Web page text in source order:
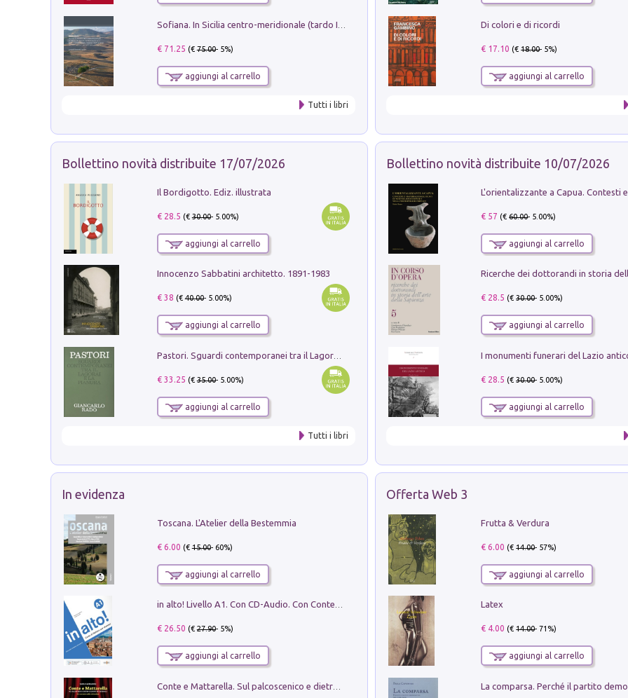
€ 71.25 (€75.00- 5%)
aggiungi al carrello
Tutti i libri
Di colori e di ricordi
€ 17.10 (€18.00- 5%)
aggiungi al carrello
Bollettino novità distribuite 17/07/2026
Il Bordigotto. Ediz. illustrata
€ 28.5 (€30.00- 5.00%)
aggiungi al carrello
Innocenzo Sabbatini architetto. 1891-1983
€ 38 (€40.00- 5.00%)
aggiungi al carrello
Pastori. Sguardi contemporanei tra il Lagorai e la pianura. Ediz. illustrata
€ 33.25 (€35.00- 5.00%)
aggiungi al carrello
Tutti i libri
Bollettino novità distribuite 10/07/2026
€ 57 (€60.00- 5.00%)
aggiungi al carrello
€ 28.5 (€30.00- 5.00%)
aggiungi al carrello
€ 28.5 (€30.00- 5.00%)
aggiungi al carrello
In evidenza
Toscana. L'Atelier della Bestemmia
€ 6.00 (€15.00- 60%)
aggiungi al carrello
in alto! Livello A1. Con CD-Audio. Con Contenuto digitale per accesso on line
€ 26.50 (€27.90- 5%)
aggiungi al carrello
Conte e Mattarella. Sul palcoscenico e dietro le quinte del Quirinale. Un racconto sulle istituzioni
Offerta Web 3
Frutta & Verdura
€ 6.00 (€14.00- 57%)
aggiungi al carrello
Latex
€ 4.00 (€14.00- 71%)
aggiungi al carrello